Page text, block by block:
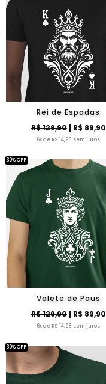
Rei de Espadas
R$ 129,90| R$ 89,90
6x de R$ 14,98 sem juros
Valete de Paus
R$ 129,90| R$ 89,90
6x de R$ 14,98 sem juros
30% OFF
30% OFF